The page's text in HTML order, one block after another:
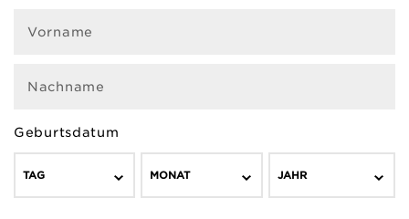
Vorname
Nachname
Geburtsdatum
TAG MONAT JAHR